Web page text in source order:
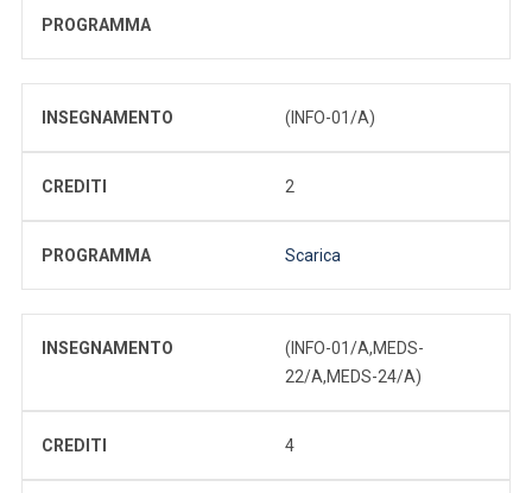
PROGRAMMA
INSEGNAMENTO (INFO-01/A)
CREDITI 2
PROGRAMMA Scarica
INSEGNAMENTO
(INFO-01/A,MEDS-
22/A,MEDS-24/A)
CREDITI 4